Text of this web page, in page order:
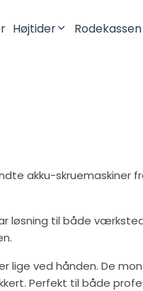
Højtider Rodekassen
akku-skruemaskiner
løsning til både
lige ved hånden. De
Perfekt til både